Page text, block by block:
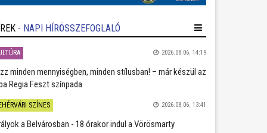
- NAPI HÍRÖSSZEFOGLALÓ
2026.08.06. 14:19
minden mennyiségben, minden stílusban! – már készül az
Regia Feszt színpada
SZÍNES 2026.08.06. 13:41
a Belvárosban - 18 órakor indul a Vörösmarty